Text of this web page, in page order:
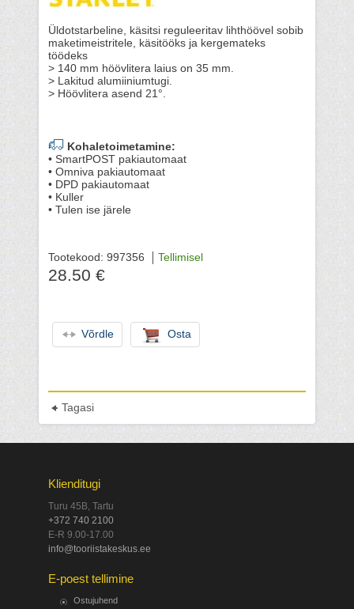
Üldotstarbeline, käsitsi reguleeritav lihthöövel sobib
maketimeistritele, käsitööks ja kergemateks
töödeks
> 140 mm höövlitera laius on 35 mm.
> Lakitud alumiiniumtugi.
> Höövlitera asend 21°.
Kohaletoimetamine:
• SmartPOST pakiautomaat
• Omniva pakiautomaat
• DPD pakiautomaat
• Kuller
• Tulen ise järele
Tootekood: 997356 Tellimisel
28.50 €
Võrdle Osta
Tagasi
Klienditugi
Turu 45B, Tartu
+372 740 2100
E-R 9.00-17.00
info@tooriistakeskus.ee
E-poest tellimine
Ostujuhend